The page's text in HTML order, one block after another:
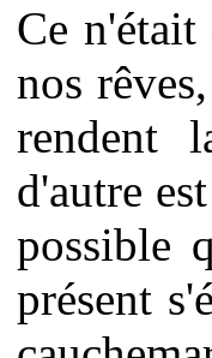
Ce n'était
nos
rendent
d'autre
possible
présent